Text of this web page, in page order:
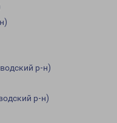
р-н)
р-н)